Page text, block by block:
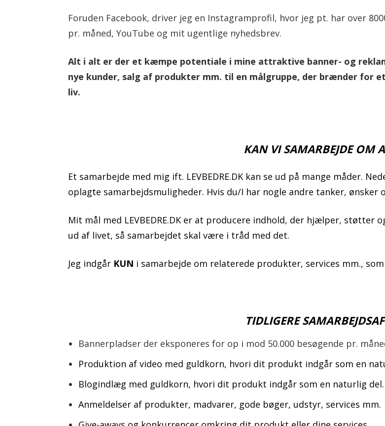
et
bedre
Foruden Facebook, driver jeg en Instagramprofil, hvor jeg pt. har over
pr. måned, YouTube og mit ugentlige nyhedsbrev.
Alt i alt er der et kæmpe potentiale i mine attraktive banner- og
nye kunder, salg af produkter mm. til en målgruppe, der brænder for
liv.
KAN VI SAMARBEJDE OM
Et samarbejde med mig ift. LEVBEDRE.DK kan se ud på mange måder.
oplagte samarbejdsmuligheder. Hvis du/I har nogle andre tanker, ønsker
Mit mål med LEVBEDRE.DK er at producere indhold, der hjælper, støtter
ud af livet, så samarbejdet skal være i tråd med det.
Jeg indgår KUN i samarbejde om relaterede produkter, services mm.,
TIDLIGERE
Bannerpladser der eksponeres for op i mod 50.000 besøgende pr.
Produktion af video med guldkorn, hvori dit produkt indgår som en
Blogindlæg med guldkorn, hvori dit produkt indgår som en naturlig del.
Anmeldelser af produkter, madvarer, gode bøger, udstyr, services mm.